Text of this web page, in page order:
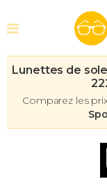
Lunettes de
Comparez les